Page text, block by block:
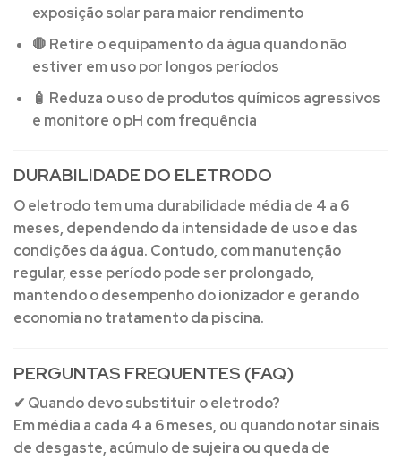
exposição solar para maior rendimento
🛑 Retire o equipamento da água quando não
estiver em uso por longos períodos
🧴 Reduza o uso de produtos químicos agressivos
e monitore o pH com frequência
DURABILIDADE DO ELETRODO
O eletrodo tem uma durabilidade média de 4 a 6
meses, dependendo da intensidade de uso e das
condições da água. Contudo, com manutenção
regular, esse período pode ser prolongado,
mantendo o desempenho do ionizador e gerando
economia no tratamento da piscina.
PERGUNTAS FREQUENTES (FAQ)
✔ Quando devo substituir o eletrodo?
Em média a cada 4 a 6 meses, ou quando notar sinais
de desgaste, acúmulo de sujeira ou queda de